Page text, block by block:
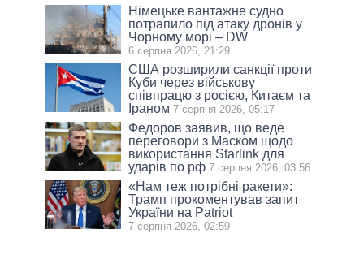
Німецьке вантажне судно
потрапило під атаку дронів у
Чорному морі – DW
6 серпня 2026, 21:29
США розширили санкції проти
Куби через військову
співпрацю з росією, Китаєм та
Іраном 7 серпня 2026, 05:17
Федоров заявив, що веде
переговори з Маском щодо
використання Starlink для
ударів по рф 7 серпня 2026, 03:56
«Нам теж потрібні ракети»:
Трамп прокоментував запит
України на Patriot
7 серпня 2026, 02:59